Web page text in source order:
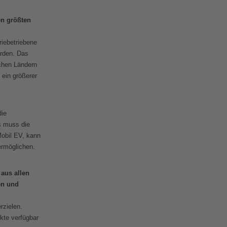
größten
Das
Ländern
größerer
muss die
EV, kann
allen
und
verfügbar